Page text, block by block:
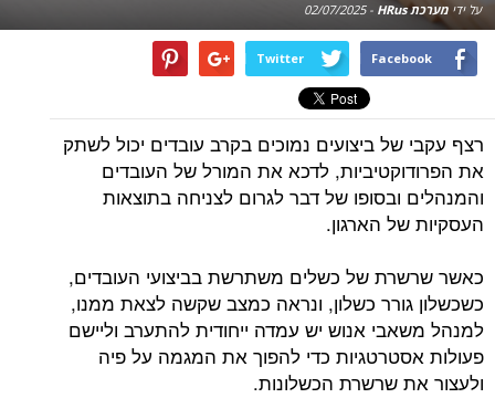
על ידי מערכת HRus -
02/07/2025
Facebook
Twitter
רצף עקבי של ביצועים נמוכים בקרב עובדים יכול לשתק
את הפרודוקטיביות, לדכא את המורל של העובדים
והמנהלים ובסופו של דבר לגרום לצניחה בתוצאות
העסקיות של הארגון.
כאשר שרשרת של כשלים משתרשת בביצועי העובדים,
כשכשלון גורר כשלון, ונראה כמצב שקשה לצאת ממנו,
למנהל משאבי אנוש יש עמדה ייחודית להתערב וליישם
פעולות אסטרטגיות כדי להפוך את המגמה על פיה
ולעצור את שרשרת הכשלונות.